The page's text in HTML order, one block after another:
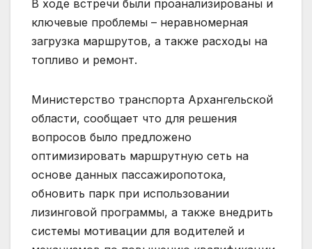
В ходе встречи были проанализированы и
ключевые проблемы – неравномерная
загрузка маршрутов, а также расходы на
топливо и ремонт.
Министерство транспорта Архангельской
области, сообщает что для решения
вопросов было предложено
оптимизировать маршрутную сеть на
основе данных пассажиропотока,
обновить парк при использовании
лизинговой программы, а также внедрить
системы мотивации для водителей и